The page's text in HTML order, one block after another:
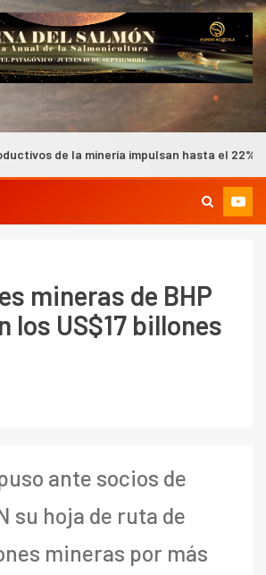
impulsan hasta el 22% del PIB nacional
mineras de BHP
los US$17 billones
ante socios de
su hoja de ruta de
mineras por más